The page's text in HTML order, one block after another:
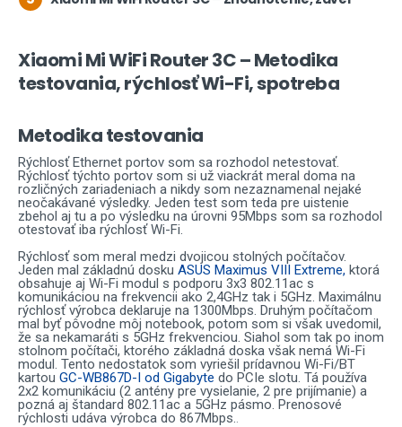
Xiaomi Mi WiFi Router 3C – Metodika
testovania, rýchlosť Wi-Fi, spotreba
Metodika testovania
Rýchlosť Ethernet portov som sa rozhodol netestovať.
Rýchlosť týchto portov som si už viackrát meral doma na
rozličných zariadeniach a nikdy som nezaznamenal nejaké
neočakávané výsledky. Jeden test som teda pre uistenie
zbehol aj tu a po výsledku na úrovni 95Mbps som sa rozhodol
otestovať iba rýchlosť Wi-Fi.
Rýchlosť som meral medzi dvojicou stolných počítačov.
Jeden mal základnú dosku ASUS Maximus VIII Extreme, ktorá
obsahuje aj Wi-Fi modul s podporu 3x3 802.11ac s
komunikáciou na frekvencii ako 2,4GHz tak i 5GHz. Maximálnu
rýchlosť výrobca deklaruje na 1300Mbps. Druhým počítačom
mal byť pôvodne môj notebook, potom som si však uvedomil,
že sa nekamaráti s 5GHz frekvenciou. Siahol som tak po inom
stolnom počítači, ktorého základná doska však nemá Wi-Fi
modul. Tento nedostatok som vyriešil prídavnou Wi-Fi/BT
kartou GC-WB867D-I od Gigabyte do PCIe slotu. Tá používa
2x2 komunikáciu (2 antény pre vysielanie, 2 pre prijímanie) a
pozná aj štandard 802.11ac a 5GHz pásmo. Prenosové
rýchlosti udáva výrobca do 867Mbps..